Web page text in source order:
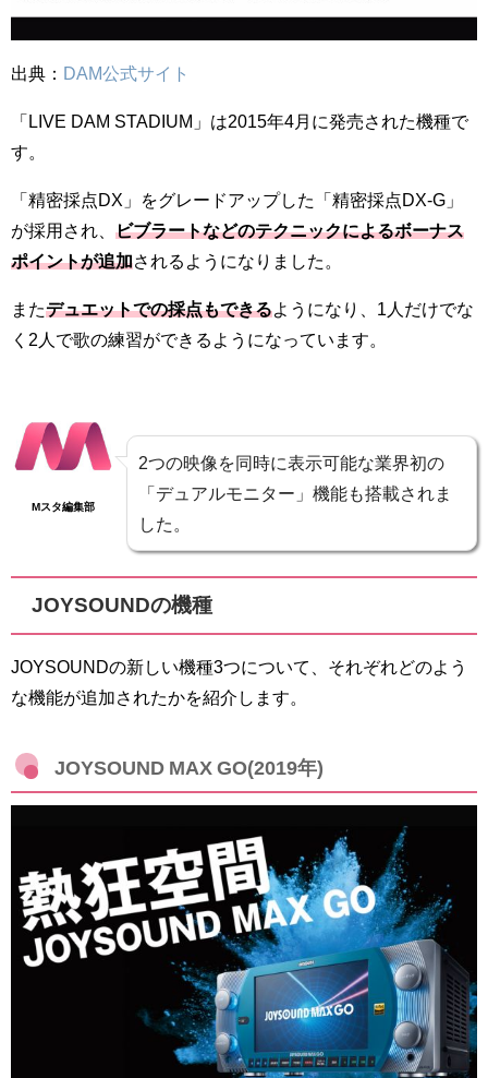
出典： DAM公式サイト
「LIVE DAM STADIUM」は2015年4月に発売された機種で
す。
「精密採点DX」をグレードアップした「精密採点DX-G」
が採用され、 ビブラートなどのテクニックによるボーナス
ポイントが追加されるようになりました。
またデュエットでの採点もできる ようになり、1人だけでな
く2人で歌の練習ができるようになっています。
Mスタ編集部
2つの映像を同時に表示可能な業界初の
「デュアルモニター」機能も搭載されま
した。
JOYSOUNDの機種
JOYSOUNDの新しい機種3つについて、それぞれどのよう
な機能が追加されたかを紹介します。
JOYSOUND MAX GO(2019年)